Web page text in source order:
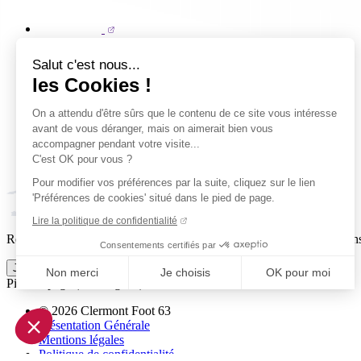
Salut c'est nous...
les Cookies !
On a attendu d'être sûrs que le contenu de ce site vous intéresse
avant de vous déranger, mais on aimerait bien vous
accompagner pendant votre visite...
C'est OK pour vous ?
Pour modifier vos préférences par la suite, cliquez sur le lien
'Préférences de cookies' situé dans le pied de page.
Lire la politique de confidentialité
Consentements certifiés par
Non merci Je choisis OK pour moi
Plateforme de Gestion du Consentement : Personnalisez
Notre plateforme vous permet d'adapter et de gérer vos
Reçois par email ta dose officielle de Clermont Foot 63 : actus,
Je m'inscris à la newsletter
Pied de page (liens légaux)
© 2026 Clermont Foot 63
Présentation Générale
Mentions légales
Politique de confidentialité